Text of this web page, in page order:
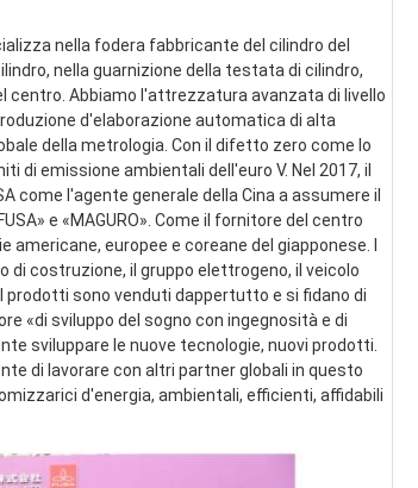
nella fodera fabbricante del cilindro del
nella guarnizione della testata di cilindro,
centro. Abbiamo l'attrezzatura avanzata di livello
d'elaborazione automatica di alta
della metrologia. Con il difetto zero come lo
di emissione ambientali dell'euro V. Nel 2017, il
come l'agente generale della Cina a assumere il
e «MAGURO». Come il fornitore del centro
europee e coreane del giapponese. I
costruzione, il gruppo elettrogeno, il veicolo
prodotti sono venduti dappertutto e si fidano di
«di sviluppo del sogno con ingegnosità e di
sviluppare le nuove tecnologie, nuovi prodotti.
di lavorare con altri partner globali in questo
d'energia, ambientali, efficienti, affidabili